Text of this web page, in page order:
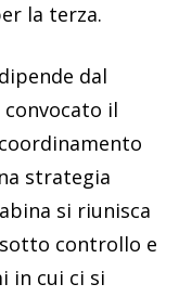
la terza.
dal
il
strategia
si riunisca
controllo e
in cui ci si